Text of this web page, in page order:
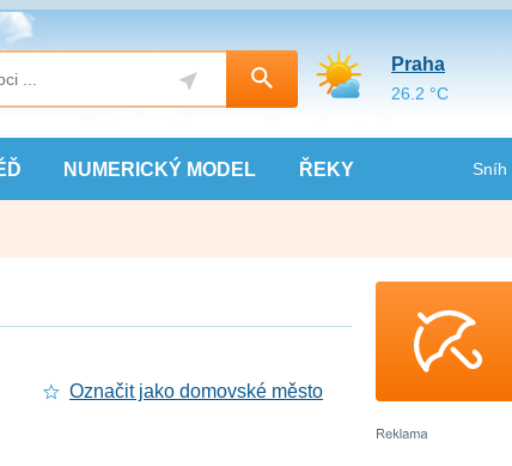
NUMERICKÝ MODEL ŘEKY Sníh
Praha
26.2 °C
Označit jako domovské město